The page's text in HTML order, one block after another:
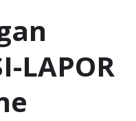
LAPOR